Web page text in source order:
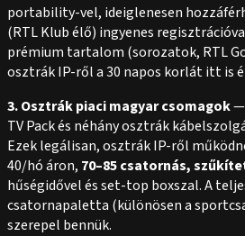
portability-vel, ideiglenesen
(RTL Klub élő) ingyenes
prémium tartalom (sorozatok, RTL
osztrák IP-ről a 30 napos korlát itt is
3. Osztrák piaci magyar csomagok—
TV Pack és néhány osztrák
Ezek legálisan, osztrák IP-ről
40/hó áron, 70–85 csatornás,
hűségidővel és set-top boxszal. A
csatornapaletta (különösen a
szerepel bennük.